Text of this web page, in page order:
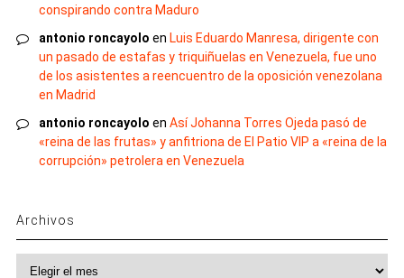
conspirando contra Maduro
antonio roncayolo en Luis Eduardo Manresa, dirigente con
un pasado de estafas y triquiñuelas en Venezuela, fue uno
de los asistentes a reencuentro de la oposición venezolana
en Madrid
antonio roncayolo en Así Johanna Torres Ojeda pasó de
«reina de las frutas» y anfitriona de El Patio VIP a «reina de la
corrupción» petrolera en Venezuela
Archivos
Archivos